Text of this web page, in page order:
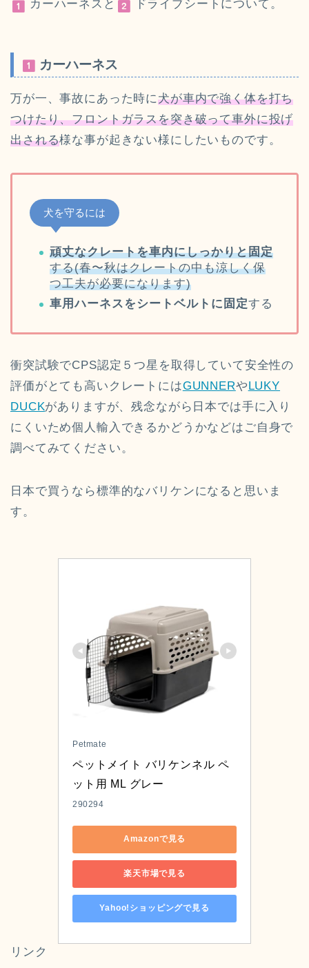
カーハーネスと ドライブシートについて。
カーハーネス
万が一、事故にあった時に犬が車内で強く体を打ち
つけたり、フロントガラスを突き破って車外に投げ
出される様な事が起きない様にしたいものです。
犬を守るには
頑丈なクレートを車内にしっかりと固定
する(春〜秋はクレートの中も涼しく保
つ工夫が必要になります)
車用ハーネスをシートベルトに固定する
衝突試験でCPS認定５つ星を取得していて安全性の
評価がとても高いクレートにはGUNNERやLUKY
DUCKがありますが、残念ながら日本では手に入り
にくいため個人輸入できるかどうかなどはご自身で
調べてみてください。
日本で買うなら標準的なバリケンになると思いま
す。
Petmate
ペットメイト バリケンネル ペ
ット用 ML グレー
290294
Amazonで見る
楽天市場で見る
Yahoo!ショッピングで見る
リンク